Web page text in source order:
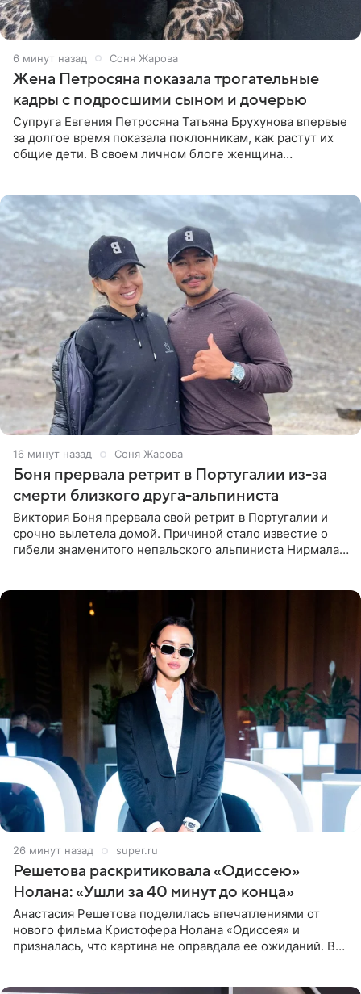
6 минут назад Соня Жарова
Жена Петросяна показала трогательные
кадры с подросшими сыном и дочерью
Супруга Евгения Петросяна Татьяна Брухунова впервые
за долгое время показала поклонникам, как растут их
общие дети. В своем личном блоге женщина
16 минут назад Соня Жарова
Боня прервала ретрит в Португалии из-за
смерти близкого друга-альпиниста
Виктория Боня прервала свой ретрит в Португалии и
срочно вылетела домой. Причиной стало известие о
гибели знаменитого непальского альпиниста Нирмала
26 минут назад super.ru
Решетова раскритиковала «Одиссею»
Нолана: «Ушли за 40 минут до конца»
Анастасия Решетова поделилась впечатлениями от
нового фильма Кристофера Нолана «Одиссея» и
призналась, что картина не оправдала ее ожиданий. В